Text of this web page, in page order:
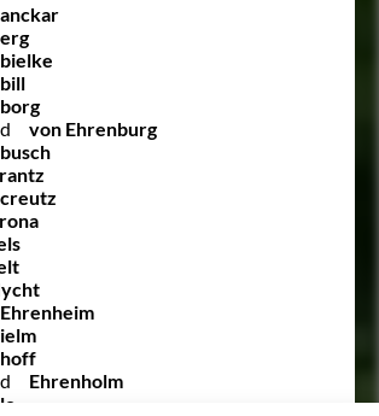
von Ehrenburg
Ehrenholm